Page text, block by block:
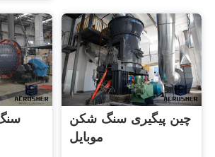
چین پیگیری سنگ شکن
موبایل